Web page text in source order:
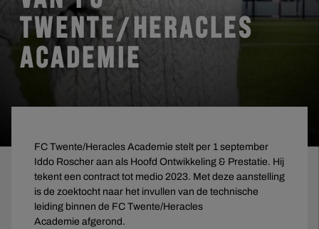
TWENTE/HERACLES
ACADEMIE
FC Twente/Heracles Academie stelt per 1 september
Iddo Roscher aan als Hoofd Ontwikkeling & Prestatie. Hij
tekent een contract tot medio 2023. Met deze aanstelling
is de zoektocht naar het invullen van de technische
leiding binnen de FC Twente/Heracles
Academie afgerond.